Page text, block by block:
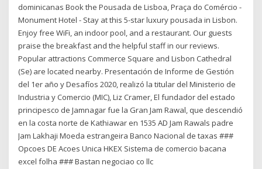
dominicanas Book the Pousada de Lisboa, Praça do Comércio -
Monument Hotel - Stay at this 5-star luxury pousada in Lisbon.
Enjoy free WiFi, an indoor pool, and a restaurant. Our guests
praise the breakfast and the helpful staff in our reviews.
Popular attractions Commerce Square and Lisbon Cathedral
(Se) are located nearby. Presentación de Informe de Gestión
del 1er año y Desafíos 2020, realizó la titular del Ministerio de
Industria y Comercio (MIC), Liz Cramer, El fundador del estado
principesco de Jamnagar fue la Gran Jam Rawal, que descendió
en la costa norte de Kathiawar en 1535 AD Jam Rawals padre
Jam Lakhaji Moeda estrangeira Banco Nacional de taxas ###
Opcoes DE Acoes Unica HKEX Sistema de comercio bacana
excel folha ### Bastan negociao co llc